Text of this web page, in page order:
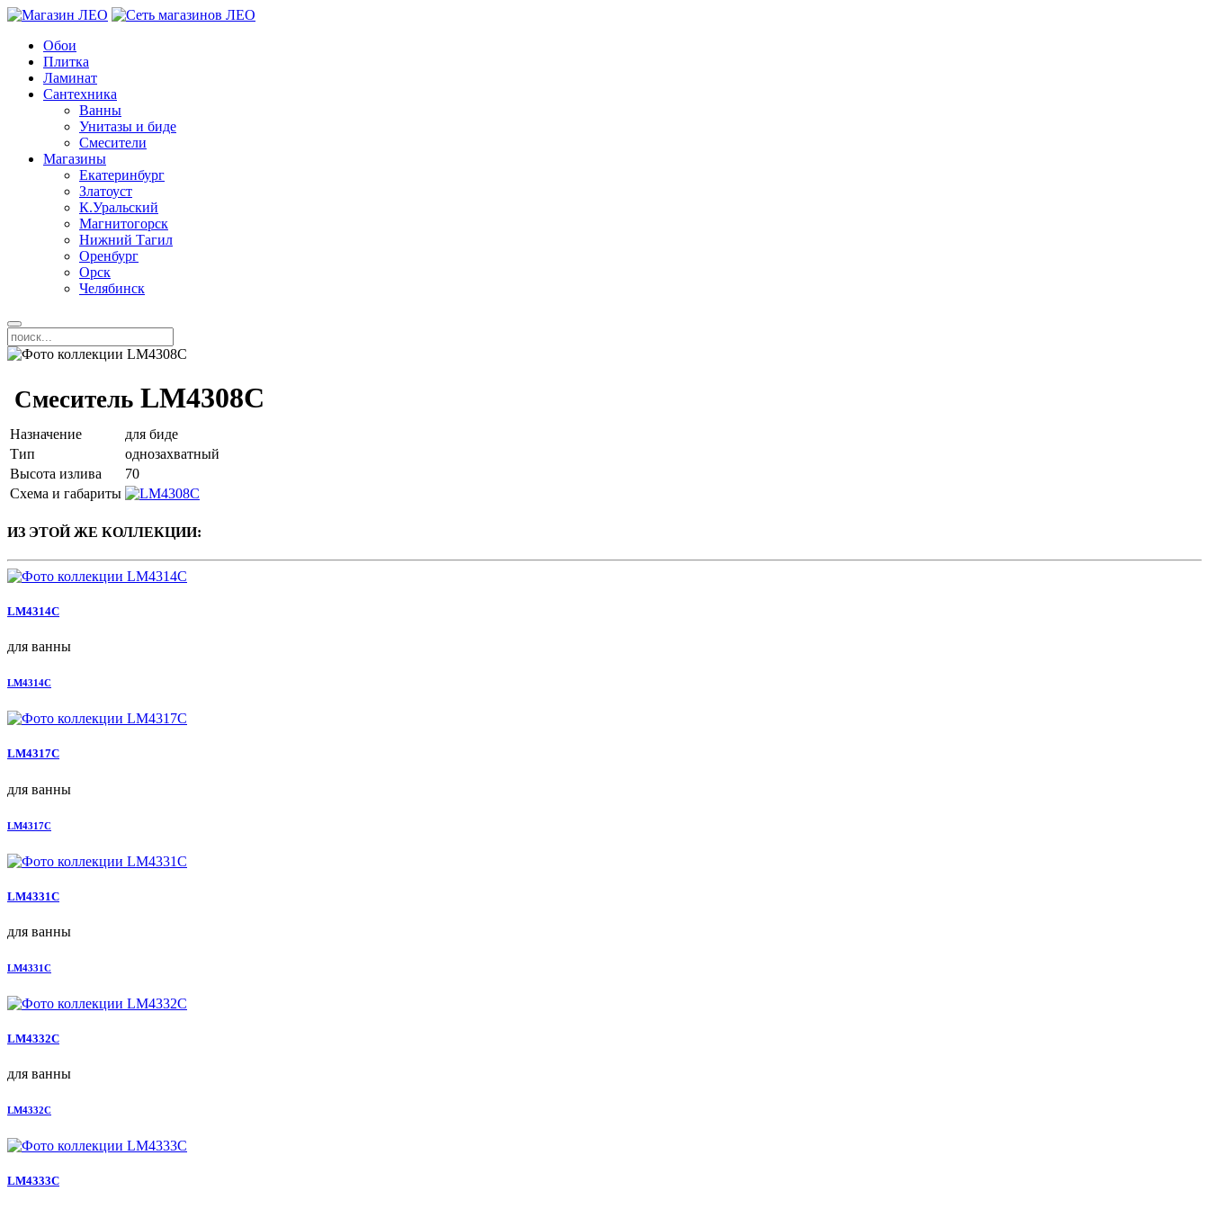
Обои
Плитка
Ламинат
Сантехника
Ванны
Унитазы и биде
Смесители
Магазины
Екатеринбург
Златоуст
К.Уральский
Магнитогорск
Нижний Тагил
Оренбург
Орск
Челябинск
Смеситель LM4308C
Назначение
для биде
Тип
однозахватный
Высота излива
70
Схема и габариты
ИЗ ЭТОЙ ЖЕ КОЛЛЕКЦИИ:
LM4314C
для ванны
LM4314C
LM4317C
для ванны
LM4317C
LM4331C
для ванны
LM4331C
LM4332C
для ванны
LM4332C
LM4333C